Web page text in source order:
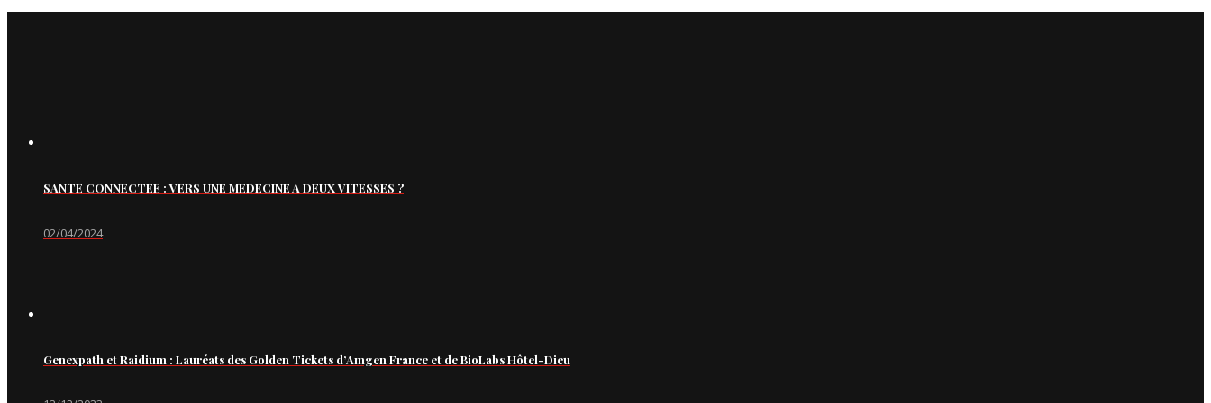
SANTE CONNECTEE : VERS UNE MEDECINE A DEUX VITESSES ?
02/04/2024
Genexpath et Raidium : Lauréats des Golden Tickets d’Amgen France et de BioLabs Hôtel-Dieu